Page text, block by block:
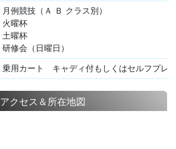
月例競技（Ａ Ｂ クラス別）
火曜杯
土曜杯
研修会（日曜日）
乗用カート キャディ付もしくはセルフプレ
アクセス＆所在地図